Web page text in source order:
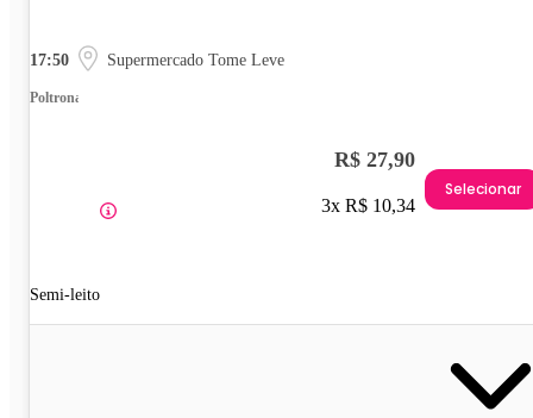
17:50 Supermercado Tome Leve
Poltrona
Semi-leito
R$ 27,90
3x R$ 10,34
Selecionar